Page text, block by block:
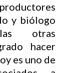
y biólogo
otras
hacer
es uno de